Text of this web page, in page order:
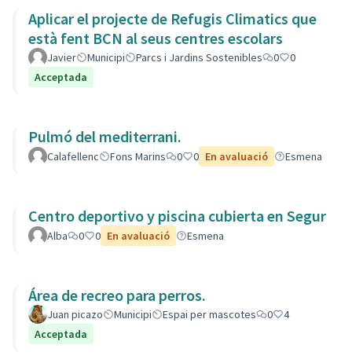
Aplicar el projecte de Refugis Climatics que
està fent BCN al seus centres escolars
Javier Municipi Parcs i Jardins Sostenibles 0
0
Acceptada
Pulmó del mediterrani.
Calafellenc Fons Marins 0 0 En avaluació Esmena
Centro deportivo y piscina cubierta en Segur
Alba 0 0 En avaluació Esmena
Área de recreo para perros.
Juan picazo Municipi Espai per mascotes 0
4
Acceptada